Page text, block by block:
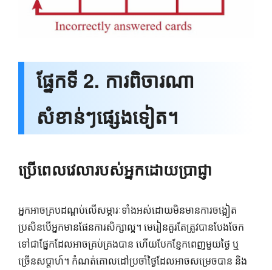
ផ្នែកទី 2. ការពិចារណា
សំខាន់ៗផ្សេងទៀត។
ប្រើពេលវេលារបស់អ្នកដោយប្រាជ្ញា
អ្នកអាចគ្របដណ្ដប់លើសម្ភារៈទាំងអស់ដោយមិនមានការចង្អៀត
ប្រសិនបើអ្នកមានផែនការសិក្សាល្អ។ មេរៀនគួរតែត្រូវបានបែងចែក
ទៅជាផ្នែកដែលអាចគ្រប់គ្រងបាន ហើយបែកខ្ញែកពេញមួយថ្ងៃ ឬ
ច្រើនសប្តាហ៍។ កំណត់គោលដៅប្រចាំថ្ងៃដែលអាចសម្រេចបាន និង